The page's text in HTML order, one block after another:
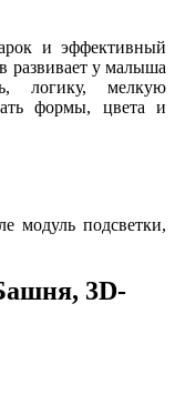
и эффективный
развивает у малыша
логику, мелкую
формы, цвета и
модуль подсветки,
3D-